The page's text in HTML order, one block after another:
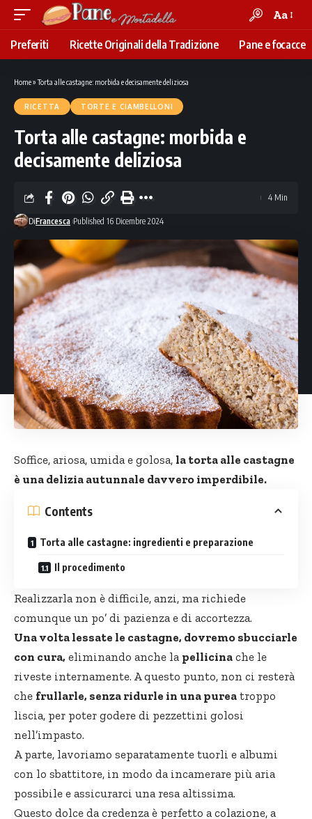
Font
Resizer
Aa
Preferiti Ricette Originali della Tradizione Pane e focacce
Home»Torta alle castagne: morbida e decisamente deliziosa
RICETTA TORTE E CIAMBELLONI
Torta alle castagne: morbida e
decisamente deliziosa
DiFrancesca Published 16 Dicembre 2024
4 Min
Soffice, ariosa, umida e golosa, la torta alle castagne
è una delizia autunnale davvero imperdibile.
Contents
Torta alle castagne: ingredienti e preparazione
Il procedimento
Realizzarla non è difficile, anzi, ma richiede
comunque un po’ di pazienza e di accortezza.
Una volta lessate le castagne, dovremo sbucciarle
con cura, eliminando anche la pellicina che le
riveste internamente. A questo punto, non ci resterà
che frullarle, senza ridurle in una purea troppo
liscia, per poter godere di pezzettini golosi
nell’impasto.
A parte, lavoriamo separatamente tuorli e albumi
con lo sbattitore, in modo da incamerare più aria
possibile e assicurarci una resa altissima.
Questo dolce da credenza è perfetto a colazione, a